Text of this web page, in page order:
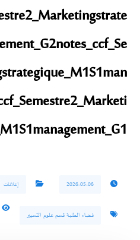
notes_ccf_Se
2026-05-06 إعلانات
فضاء الطلبة قسم علوم التسيير